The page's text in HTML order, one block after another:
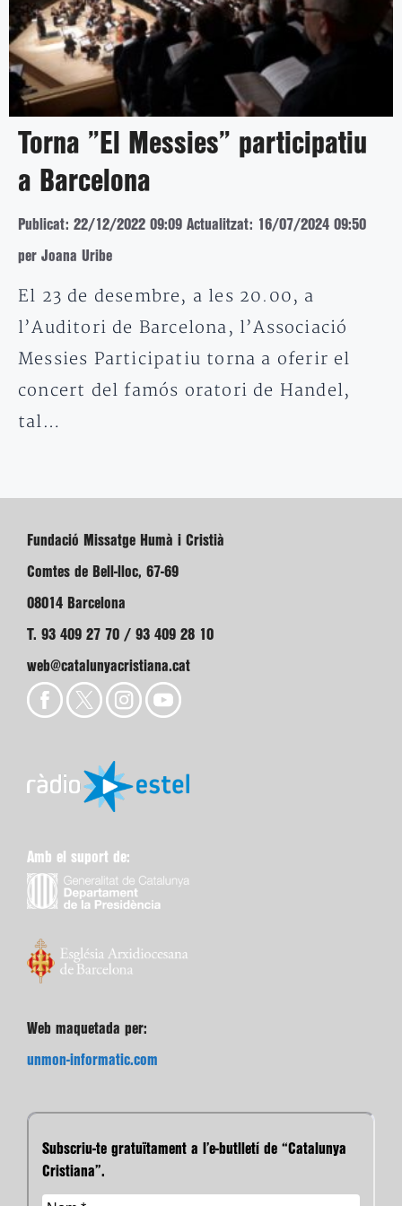
Torna ”El Messies” participatiu
a Barcelona
Publicat: 22/12/2022 09:09 Actualitzat: 16/07/2024 09:50
per Joana Uribe
El 23 de desembre, a les 20.00, a
l’Auditori de Barcelona, l’Associació
Messies Participatiu torna a oferir el
concert del famós oratori de Handel,
tal…
Fundació Missatge Humà i Cristià
Comtes de Bell-lloc, 67-69
08014 Barcelona
T. 93 409 27 70 / 93 409 28 10
web@catalunyacristiana.cat
Amb el suport de:
Web maquetada per:
unmon-informatic.com
Subscriu-te gratuïtament a l’e-butlletí de “Catalunya
Cristiana”.